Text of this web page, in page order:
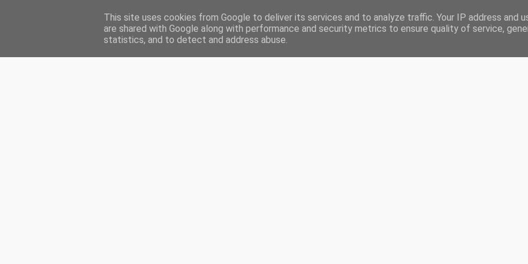
ENGLISH MA PRÉSENTATION INDEX CHRONIQUES LIVRES LUS EN 2020 CHALLENGES PARTENARIATS
This site uses cookies from Google to deliver its services and to analyze traffic. Your IP address and
are shared with Google along with performance and security metrics to ensure quality of service,
statistics, and to detect and address abuse.